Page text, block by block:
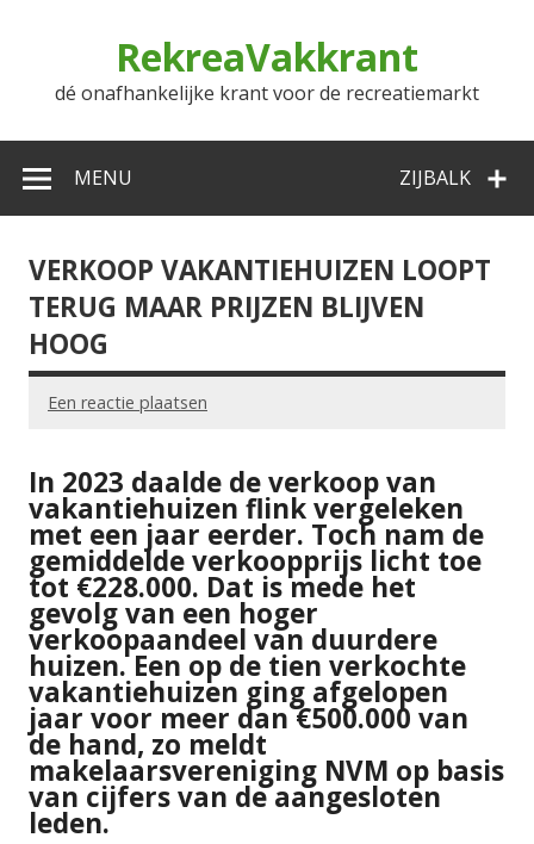
RekreaVakkrant
dé onafhankelijke krant voor de recreatiemarkt
ZIJBALK
MENU
VERKOOP VAKANTIEHUIZEN LOOPT
TERUG MAAR PRIJZEN BLIJVEN
HOOG
Een reactie plaatsen
In 2023 daalde de verkoop van
vakantiehuizen flink vergeleken
met een jaar eerder. Toch nam de
gemiddelde verkoopprijs licht toe
tot €228.000. Dat is mede het
gevolg van een hoger
verkoopaandeel van duurdere
huizen. Een op de tien verkochte
vakantiehuizen ging afgelopen
jaar voor meer dan €500.000 van
de hand, zo meldt
makelaarsvereniging NVM op basis
van cijfers van de aangesloten
leden.